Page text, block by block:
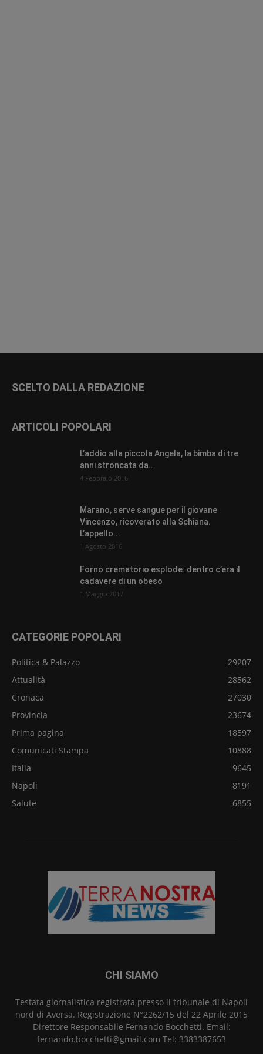
SCELTO DALLA REDAZIONE
ARTICOLI POPOLARI
L’addio alla piccola Angela, la bimba di tre
anni stroncata da...
4 Febbraio 2016
Marano, serve sangue per il giovane
Vincenzo, ricoverato alla Schiana.
L’appello...
1 Agosto 2016
Forno crematorio esplode: dentro c’era il
cadavere di un obeso
1 Maggio 2017
CATEGORIE POPOLARI
Politica & Palazzo
29207
Attualità
28562
Cronaca
27030
Provincia
23674
Prima pagina
18597
Comunicati Stampa
10888
Italia
9645
Napoli
8191
Salute
6855
CHI SIAMO
Testata giornalistica registrata presso il tribunale di Napoli
nord di Aversa. Registrazione N°2262/15 del 22 Aprile 2015
Direttore Responsabile Fernando Bocchetti. Email:
fernando.bocchetti@gmail.com Tel: 3383387653